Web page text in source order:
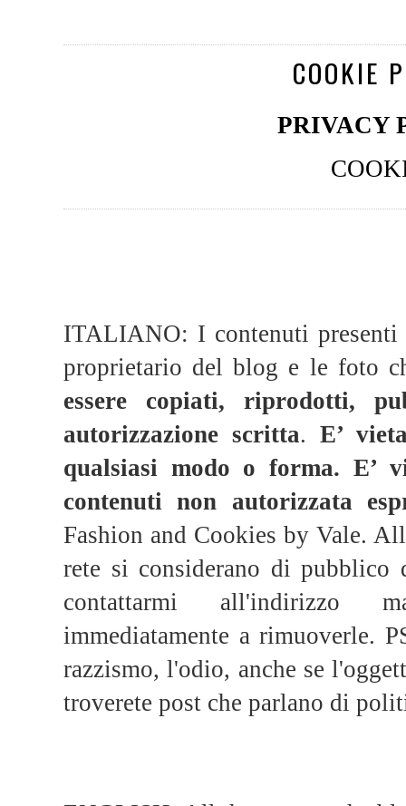
COOKIE
PRIVACY
ITALIANO: I contenuti
proprietario del blog e le foto
essere copiati, riprodotti,
autorizzazione scritta. E’
qualsiasi modo o forma. E’
contenuti non autorizzata
Fashion and Cookies by Vale.
rete si considerano di
contattarmi all'indirizzo
immediatamente a rimuoverle.
razzismo, l'odio, anche se
troverete post che parlano di